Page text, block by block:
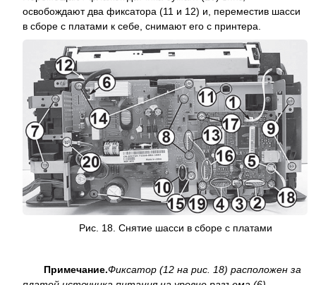
освобождают два фиксатора (11 и 12) и, переместив шасси
в сборе с платами к себе, снимают его с принтера.
Рис. 18. Снятие шасси в сборе с платами
Примечание.Фиксатор (12 на рис. 18) расположен за